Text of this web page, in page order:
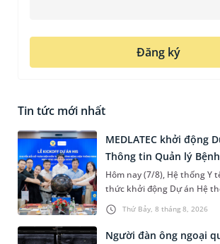
Đăng ký
Tin tức mới nhất
Thứ Bảy, 8 tháng 8, 2026
MEDLATEC khởi động
Thông tin Quản lý
Hôm nay (7/8), Hệ thống Y
thức khởi động Dự án Hệ
Quản lý Bệnh viện (HIS -
System) giai đoạn mới. Dự á...
Người đàn ông ngoại